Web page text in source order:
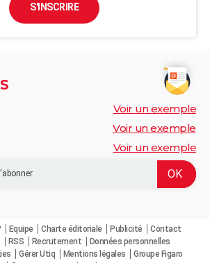
S'INSCRIRE
Voir un exemple
Voir un exemple
Voir un exemple
Equipe Charte éditoriale Publicité
Contact
RSS Recrutement
Données personnelles
Gérer Utiq Mentions légales
Groupe Figaro